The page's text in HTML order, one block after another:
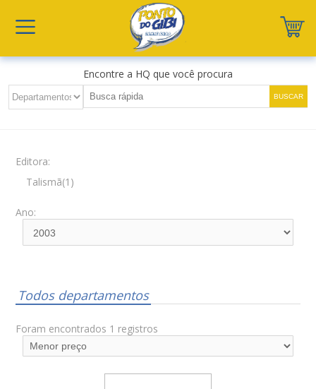
Encontre a HQ que você procura
Editora:
Talismã(1)
Ano:
Todos departamentos
Foram encontrados 1 registros